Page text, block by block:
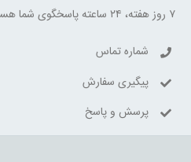
۷ روز هفته، ۲۴ ساعته پاسخگوی شما هستیم.
شماره تماس
پیگیری سفارش
پرسش و پاسخ